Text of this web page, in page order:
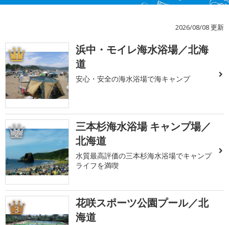
2026/08/08 更新
1
浜中・モイレ海水浴場／北海
道
安心・安全の海水浴場で海キャンプ
2
三本杉海水浴場 キャンプ場／
北海道
水質最高評価の三本杉海水浴場でキャンプ
ライフを満喫
3
花咲スポーツ公園プール／北
海道